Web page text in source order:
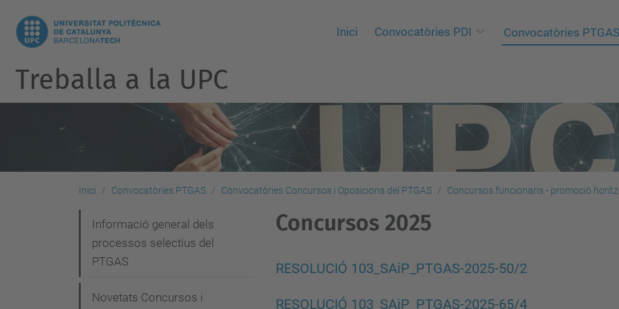
Inici Convocatòries PDI Convocatòries PTGAS
Treballa a la UPC
Inici Convocatòries PTGAS Convocatòries Concursos i Oposicions del PTGAS Concursos funcionaris - promoció
Concursos 2025
RESOLUCIÓ 103_SAiP_PTGAS-2025-50/2
RESOLUCIÓ 103_SAiP_PTGAS-2025-65/4
v
Informació general dels
processos selectius del
PTGAS
Novetats Concursos i